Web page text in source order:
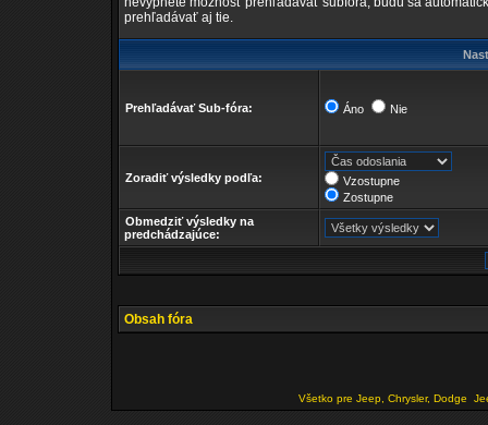
prehľadávať aj tie.
Prehľadávať Sub-fóra: Áno Nie
Zoradiť výsledky podľa:
Vzostupne
Zostupne
Obmedziť výsledky na
predchádzajúce:
Obsah fóra
Všetko pre Jeep, Chrysler, Dodge